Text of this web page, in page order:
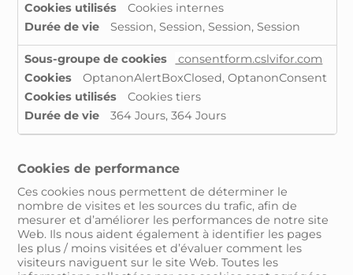
Cookies internes
Session, Session, Session, Session
consentform.cslvifor.com
OptanonAlertBoxClosed, OptanonConsent
Cookies tiers
364 Jours, 364 Jours
Cookies de performance
Ces cookies nous permettent de déterminer le
nombre de visites et les sources du trafic, afin de
mesurer et d’améliorer les performances de notre site
Web. Ils nous aident également à identifier les pages
les plus / moins visitées et d’évaluer comment les
visiteurs naviguent sur le site Web. Toutes les